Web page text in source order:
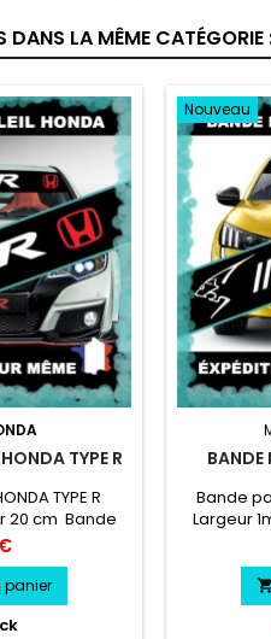
DANS LA MÊME CATÉGORIE
TYPE R
TYPE R
20 cm Bande
choix Logo
au choix
panier
Nouveau
BANDE
Bande
Largeur
Pare
